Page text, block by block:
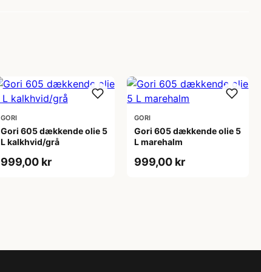
GORI
Gori 605 dækkende olie 5
L kalkhvid/grå
999,00 kr
GORI
Gori 605 dækkende olie 5
L marehalm
999,00 kr